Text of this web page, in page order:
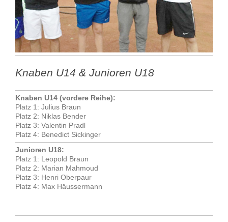
Knaben U14 & Junioren U18
Knaben U14 (vordere Reihe):
Platz 1: Julius Braun
Platz 2: Niklas Bender
Platz 3: Valentin Pradl
Platz 4: Benedict Sickinger
Junioren U18:
Platz 1: Leopold Braun
Platz 2: Marian Mahmoud
Platz 3: Henri Oberpaur
Platz 4: Max Häussermann